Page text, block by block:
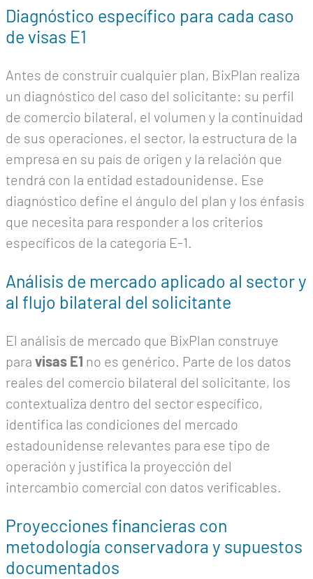
Diagnóstico específico para cada caso
de visas E1
Antes de construir cualquier plan, BixPlan realiza
un diagnóstico del caso del solicitante: su perfil
de comercio bilateral, el volumen y la continuidad
de sus operaciones, el sector, la estructura de la
empresa en su país de origen y la relación que
tendrá con la entidad estadounidense. Ese
diagnóstico define el ángulo del plan y los énfasis
que necesita para responder a los criterios
específicos de la categoría E-1.
Análisis de mercado aplicado al sector y
al flujo bilateral del solicitante
El análisis de mercado que BixPlan construye
para visas E1 no es genérico. Parte de los datos
reales del comercio bilateral del solicitante, los
contextualiza dentro del sector específico,
identifica las condiciones del mercado
estadounidense relevantes para ese tipo de
operación y justifica la proyección del
intercambio comercial con datos verificables.
Proyecciones financieras con
metodología conservadora y supuestos
documentados